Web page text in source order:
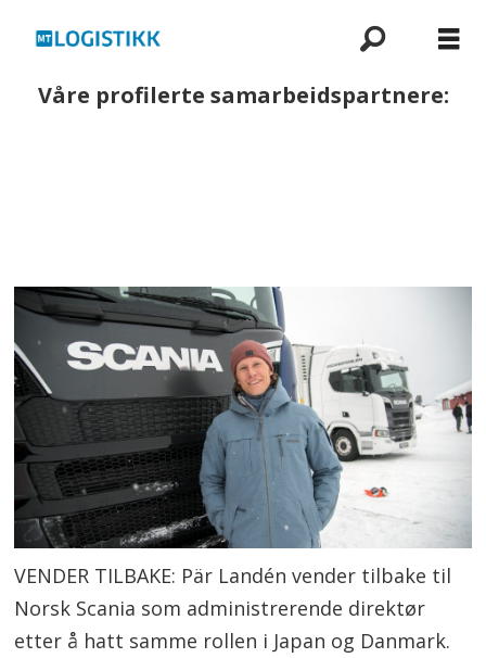
Våre profilerte samarbeidspartnere:
VENDER TILBAKE: Pär Landén vender tilbake til
Norsk Scania som administrerende direktør
etter å hatt samme rollen i Japan og Danmark.